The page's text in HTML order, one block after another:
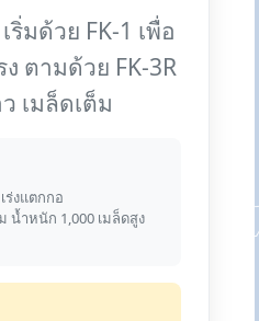
มด้วย FK-1 เพื่อ
ตามด้วย FK-3R
เมล็ดเต็ม
เร่งแตกกอ
ม น้ำหนัก 1,000 เมล็ดสูง